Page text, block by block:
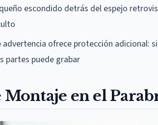
escondido detrás del espejo
advertencia ofrece protección adicional:
partes puede grabar
Montaje en el